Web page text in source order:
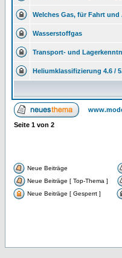
Welches Gas, für Fahrt und
Wasserstoffgas
Transport- und
Heliumklassifizierung 4.6 /
Seite 1 von 2
Neue Beiträge
Neue Beiträge [ Top-Thema ]
Neue Beiträge [ Gesperrt ]